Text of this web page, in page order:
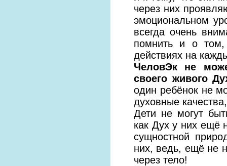
через них
эмоциональном
всегда очень
помнить и о том,
действиях на
ЧеловЭк не
своего живого
один ребёнок не
духовные
Дети не могут
как Дух у них ещё
сущностной
них, ведь, ещё не
через тело!